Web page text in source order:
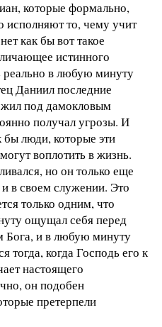
которые формально,
исполняют то, чему учит
как бы вот такое
истинного
реально в любую минуту
Даниил последние
жил под дамокловым
получал угрозы. И
бы люди, которые эти
воплотить в жизнь.
но он только еще
и в своем служении. Это
только одним, что
ощущал себя перед
Бога, и в любую минуту
тогда, когда Господь его к
настоящего
он подобен
претерпели